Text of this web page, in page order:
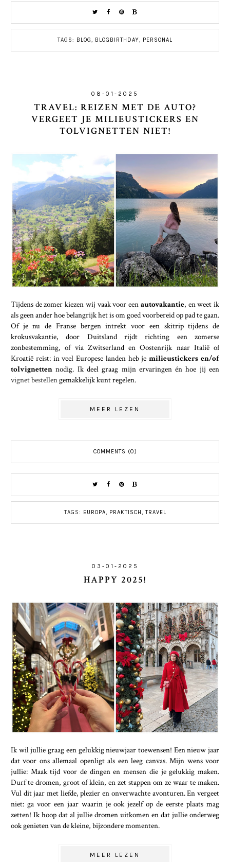
TAGS: BLOG, BLOGBIRTHDAY, PERSONAL
08-01-2025
TRAVEL: REIZEN MET DE AUTO?
VERGEET JE MILIEUSTICKERS EN
TOLVIGNETTEN NIET!
Tijdens de zomer kiezen wij vaak voor een autovakantie, en weet ik
als geen ander hoe belangrijk het is om goed voorbereid op pad te gaan.
Of je nu de Franse bergen intrekt voor een skitrip tijdens de
krokusvakantie, door Duitsland rijdt richting een zomerse
zonbestemming, of via Zwitserland en Oostenrijk naar Italië of
Kroatië reist: in veel Europese landen heb jemilieustickers en/of
tolvignetten nodig. Ik deel graag mijn ervaringen én hoe jij een
vignet bestellengemakkelijk kunt regelen.
MEER LEZEN
COMMENTS (0)
TAGS: EUROPA, PRAKTISCH,TRAVEL
03-01-2025
HAPPY 2025!
Ik wil jullie graag een gelukkig nieuwjaar toewensen! Een nieuw jaar
dat voor ons allemaal openligt als een leeg canvas. Mijn wens voor
jullie: Maak tijd voor de dingen en mensen die je gelukkig maken.
Durf te dromen, groot of klein, en zet stappen om ze waar te maken.
Vul dit jaar met liefde, plezier en onverwachte avonturen. En vergeet
niet: ga voor een jaar waarin je ook jezelf op de eerste plaats mag
zetten! Ik hoop dat al jullie dromen uitkomen en dat jullie onderweg
ook genieten van de kleine, bijzondere momenten.
MEER LEZEN